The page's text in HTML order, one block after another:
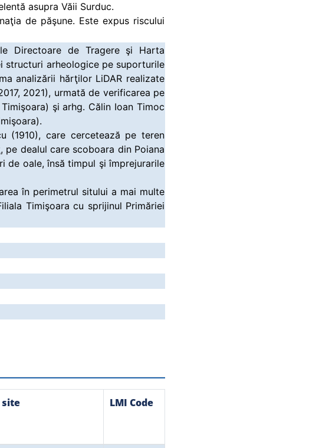
asupra Văii Surduc.
de păşune. Este expus riscului
Directoare de Tragere şi Harta
structuri arheologice pe suporturile
analizării hărţilor LiDAR realizate
2021), urmată de verificarea pe
şi arhg. Călin Ioan Timoc
(1910), care cercetează pe teren
pe dealul care scoboara din Poiana
de oale, însă timpul şi împrejurarile
în perimetrul sitului a mai multe
Timişoara cu sprijinul Primăriei
LMI Code